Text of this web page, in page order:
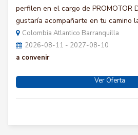
perfilen en el cargo de PROMOTOR
gustaría acompañarte en tu camino
Colombia Atlantico Barranquilla
2026-08-11 - 2027-08-10
a convenir
Ver Oferta